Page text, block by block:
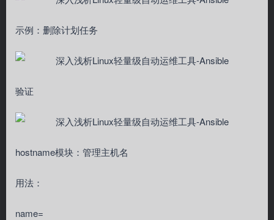
示例：删除计划任务
验证
hostname模块：管理主机名
用法：
name=